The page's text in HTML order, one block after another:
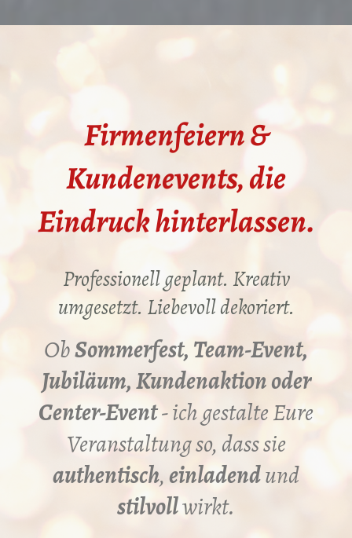
Firmenfeiern &
Kundenevents, die
Eindruck hinterlassen.
Professionell geplant. Kreativ
umgesetzt. Liebevoll dekoriert.
ObSommerfest, Team-Event,
Jubiläum, Kundenaktion oder
Center-Event- ich gestalte Eure
Veranstaltung so, dass sie
authentisch,einladendund
stilvollwirkt.